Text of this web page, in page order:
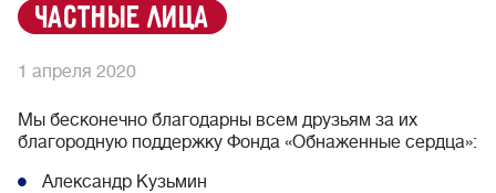
частные лица
1 апреля 2020
Мы бесконечно благодарны всем друзьям за их
благородную поддержку Фонда «Обнаженные сердца»:
Александр Кузьмин